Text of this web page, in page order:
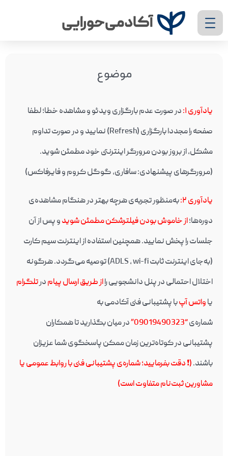
موضوع
یادآوری ۱ :در صورت عدم بارگزاری ویدئو و مشاهده خطا؛ لطفا
صفحه را مجددا بارگزاری (Refresh) نمایید و در صورت تداوم
مشکل، از بروز بودن مرورگر اینترنتی خود مطمئن شوید.
(مرورگرهای پیشنهادی: سافاری، گوگل کروم و فایرفاکس)
یادآوری ۲ :به‌منظور تجربه‌ی هرچه بهتر در هنگام مشاهده‌ی
دوره‌ها؛از خاموش بودن فیلترشکن مطمئن شویدو پس از آن
جلسات را پخش نمایید. همچنین استفاده از اینترنت سیم کارت
(به‌جای اینترنت ثابت ADLS , wi-fi) توصیه می‌گردد. هرگونه
اختلال احتمالی در پنل دانشجویی رااز طریق ارسال پیامدرتلگرام
یاواتس آپبا پشتیبانی فنی آکادمی به
شماره‌ی“09019490323”
در میان بگذارید تا همکاران
پشتیبانی در کوتاه‌ترین زمان ممکن پاسخگوی شما عزیزان
باشند.(❗️ دقت بفرمایید؛ شماره‌ی پشتیبانی فنی با روابط عمومی یا
مشاورین ثبت‌نام متفاوت است)